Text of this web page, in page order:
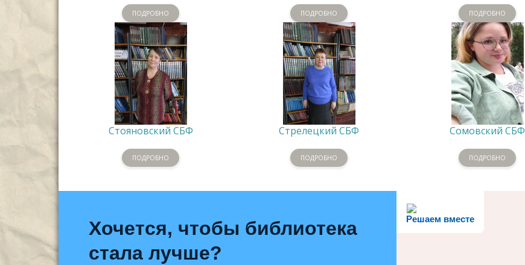
ПОДРОБНО ПОДРОБНО ПОДРОБНО
Стояновский СБФ
ПОДРОБНО
Стрелецкий СБФ
ПОДРОБНО
Сомовский СБФ
ПОДРОБНО
Решаем вместе
Хочется, чтобы библиотека
стала лучше?